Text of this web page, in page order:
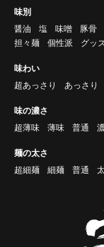
味別
醤油
塩 味噌 豚骨
担々麺
個性派 グッ
味わい
超あっさり
あっさり
味の濃さ
超薄味
薄味 普通
麺の太さ
超細麺
細麺 普通